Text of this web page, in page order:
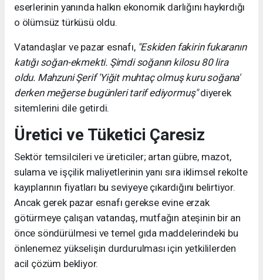
eserlerinin yanında halkın ekonomik darlığını haykırdığı
o ölümsüz türküsü oldu.
Vatandaşlar ve pazar esnafı, "Eskiden fakirin fukaranın
katığı soğan-ekmekti. Şimdi soğanın kilosu 80 lira
oldu. Mahzuni Şerif 'Yiğit muhtaç olmuş kuru soğana'
derken meğerse bugünleri tarif ediyormuş"diyerek
sitemlerini dile getirdi.
Üretici ve Tüketici Çaresiz
Sektör temsilcileri ve üreticiler; artan gübre, mazot,
sulama ve işçilik maliyetlerinin yanı sıra iklimsel rekolte
kayıplarının fiyatları bu seviyeye çıkardığını belirtiyor.
Ancak gerek pazar esnafı gerekse evine erzak
götürmeye çalışan vatandaş, mutfağın ateşinin bir an
önce söndürülmesi ve temel gıda maddelerindeki bu
önlenemez yükselişin durdurulması için yetkililerden
acil çözüm bekliyor.